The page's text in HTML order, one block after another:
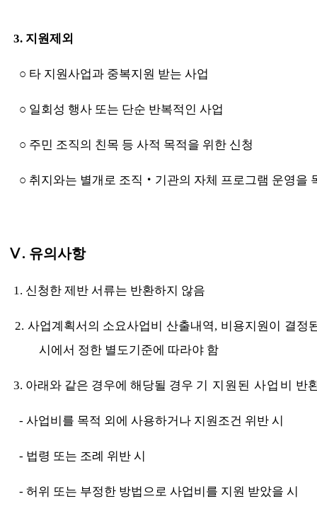
3. 지원제외
○ 타 지원사업과 중복지원 받는 사업
○ 일회성 행사 또는 단순 반복적인 사업
○ 주민 조직의 친목 등 사적 목적을 위한 신청
○ 취지와는 별개로 조직‧기관의 자체 프로그램 운영을
Ⅴ. 유의사항
1. 신청한 제반 서류는 반환하지 않음
2. 사업계획서의 소요사업비 산출내역, 비용지원이 결정
시에서 정한 별도기준에 따라야 함
3. 아래와 같은 경우에 해당될 경우 기 지원된 사업비 반
- 사업비를 목적 외에 사용하거나 지원조건 위반 시
- 법령 또는 조례 위반 시
- 허위 또는 부정한 방법으로 사업비를 지원 받았을 시